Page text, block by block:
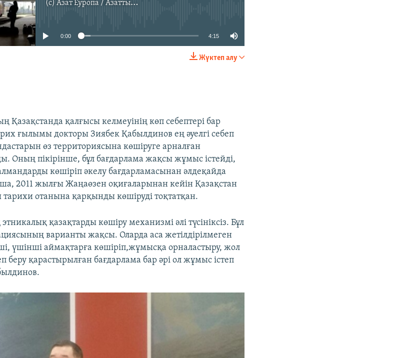
(c)Азат Еуропа / Азаттық Радиосы
БӨЛІСІҢІЗ
No media source currently available
0:00 4:15
Жүктеп алу
Қазақстанда қалғысы келмеуінің көп себептері бар
ғылымы докторы Зиябек Қабылдинов ең әуелгі себеп
өз территориясына көшіруге арналған
Оның пікірінше, бұл бағдарлама жақсы жұмыс істейді,
көшіріп әкелу бағдарламасынан әлдеқайда
2011 жылғы Жаңаөзен оқиғаларынан кейін Қазақстан
отанына қарқынды көшіруді тоқтатқан.
қазақтарды көшіру механизмі әлі түсініксіз. Бұл
варианты жақсы. Оларда аса жетілдірілмеген
үшінші аймақтарға көшіріп,жұмысқа орналастыру, жол
қарастырылған бағдарлама бар әрі ол жұмыс істеп